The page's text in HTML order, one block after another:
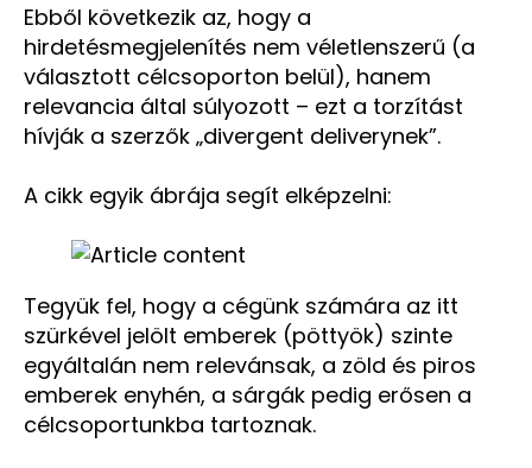
Ebből következik az, hogy a
hirdetésmegjelenítés nem véletlenszerű (a
választott célcsoporton belül), hanem
relevancia által súlyozott – ezt a torzítást
hívják a szerzők „divergent deliverynek”.
A cikk egyik ábrája segít elképzelni:
Tegyük fel, hogy a cégünk számára az itt
szürkével jelölt emberek (pöttyök) szinte
egyáltalán nem relevánsak, a zöld és piros
emberek enyhén, a sárgák pedig erősen a
célcsoportunkba tartoznak.